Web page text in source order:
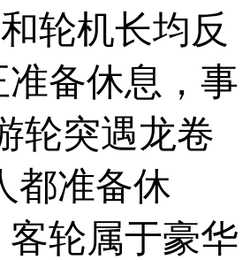
轮机长均反
备休息，事
突遇龙卷
都准备休
轮属于豪华